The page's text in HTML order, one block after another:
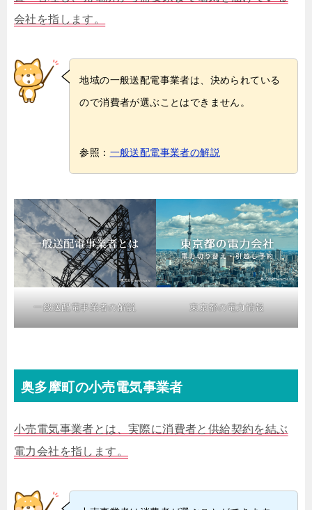
会社を指します。
地域の一般送配電事業者は、決められている
ので消費者が選ぶことはできません。
参照： 一般送配電事業者の解説
一般送配電事業者の解説 東京都の電力情報
奥多摩町の小売電気事業者
小売電気事業者とは、実際に消費者と供給契約を結ぶ
電力会社を指します。